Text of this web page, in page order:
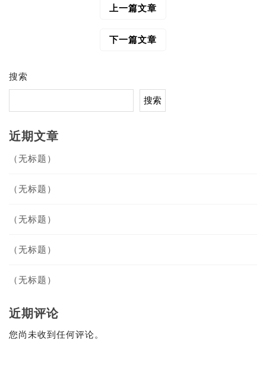
上一篇文章
下一篇文章
搜索
搜索
近期文章
（无标题）
（无标题）
（无标题）
（无标题）
（无标题）
近期评论
您尚未收到任何评论。